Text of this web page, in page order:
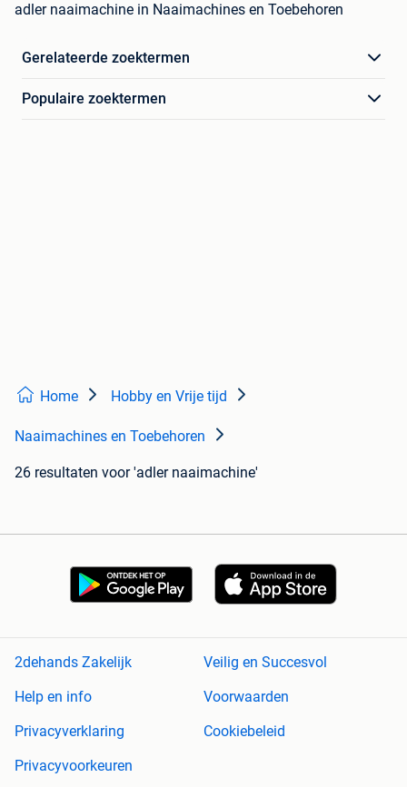
adler naaimachine in Naaimachines en Toebehoren
Gerelateerde zoektermen
Populaire zoektermen
Home Hobby en Vrije tijd
Naaimachines en Toebehoren
26 resultaten voor 'adler naaimachine'
2dehands Zakelijk
Veilig en Succesvol
Help en info
Voorwaarden
Privacyverklaring
Cookiebeleid
Privacyvoorkeuren